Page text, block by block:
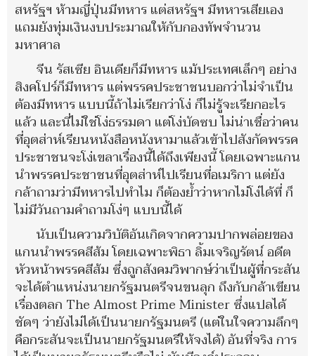
สหรัฐฯ ห้ามญี่ปุ่นมีทหาร แต่สหรัฐฯ มีทหารเสียเอง
แถมยังทุ่มเงินงบประมาณให้กับกองทัพจำนวน
มหาศาล
จีน รัสเซีย อินเดียก็มีทหาร แม้ประเทศเล็กๆ อย่าง
สิงคโปร์ก็มีทหาร แต่พรรคประชาชนบอกว่าไม่จำเป็น
ต้องมีทหาร แบบนี้ถ้าไม่เรียกว่าโง่ ก็ไม่รู้จะเรียกอะไร
แล้ว และนี่ไม่ใช่โง่ธรรมดา แต่โง่บัดซบ ไม่น่าเชื่อว่าคน
ที่อุตส่าห์เรียนหนังสือหนังหามาแล้วเข้าไปสังกัดพรรค
ประชาชนจะโง่เขลาเรื่องนี้ได้ถึงเพียงนี้ โดยเฉพาะแกน
นำพรรคประชาชนที่อุตส่าห์ไปเรียนที่อเมริกา แต่ยัง
กล้าถามว่ามีทหารไปทำไม ก็ต้องย้ำว่าหากไม่โง่ได้ที่ ก็
ไม่มีวันถามคำถามโง่ๆ แบบนี้ได้
นับเป็นความวิบัติอันเกิดจากความปากพล่อยของ
แกนนำพรรคสีส้ม โดยเฉพาะพิธา ลิ้มเจริญรัตน์ อดีต
หัวหน้าพรรคสีส้ม ซึ่งถูกสังคมวิพากษ์ว่าเป็นผู้ที่กระสัน
จะได้ตำแหน่งนายกรัฐมนตรีจนขนลุก ถึงกับกล้าเขียน
เรื่องตลก The Almost Prime Minister ซึ่งแปลได้
ชัดๆ ว่ายังไม่ได้เป็นนายกรัฐมนตรี (แต่ในใจความลึกๆ
คือกระสันจะเป็นนายกรัฐมนตรีให้จงได้) อันที่จริง การ